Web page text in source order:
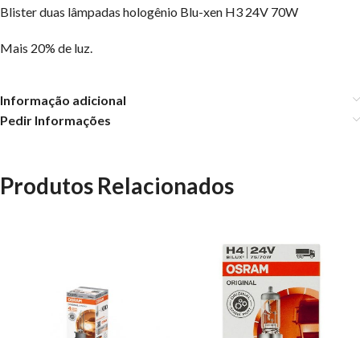
Blister duas lâmpadas hologênio Blu-xen H3 24V 70W
Mais 20% de luz.
Informação adicional
Pedir Informações
Produtos Relacionados